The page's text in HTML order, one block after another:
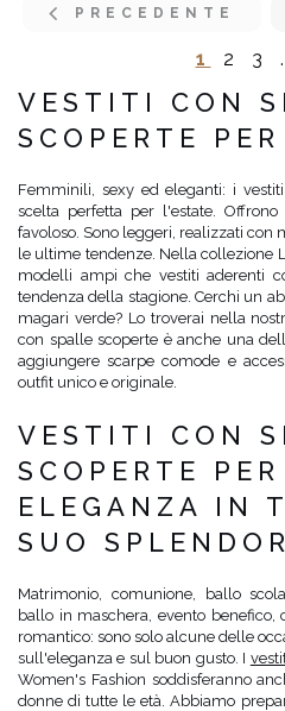
PRECEDENTE
1 2 3
VESTITI CON
SCOPERTE
Femminili, sexy ed eleganti: i
scelta perfetta per l'estate.
favoloso. Sono leggeri, realizzati con
le ultime tendenze. Nella collezione
modelli ampi che vestiti aderenti
tendenza della stagione. Cerchi un
magari verde? Lo troverai nella
con spalle scoperte è anche una
aggiungere scarpe comode e
outfit unico e originale.
VESTITI CON
SCOPERTE
ELEGANZA IN
SUO
Matrimonio, comunione, ballo
ballo in maschera, evento benefico,
romantico: sono solo alcune delle
sull'eleganza e sul buon gusto. I
Women's Fashion soddisferanno
donne di tutte le età. Abbiamo